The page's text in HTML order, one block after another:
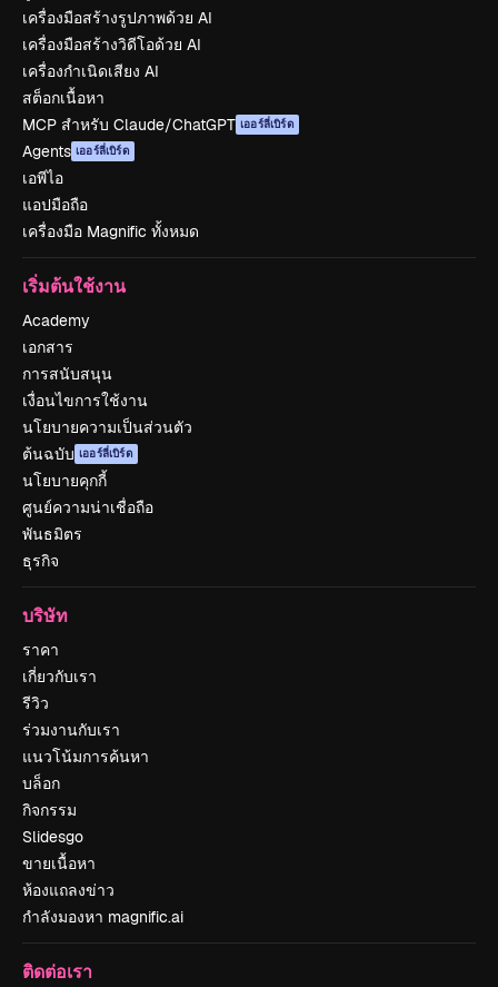
เครื่องมือสร้างรูปภาพด้วย AI
เครื่องมือสร้างวิดีโอด้วย AI
เครื่องกำเนิดเสียง AI
สต็อกเนื้อหา
MCP สำหรับ Claude/ChatGPT เออร์ลี่เบิร์ด
Agents เออร์ลี่เบิร์ด
เอพีไอ
แอปมือถือ
เครื่องมือ Magnific ทั้งหมด
เริ่มต้นใช้งาน
Academy
เอกสาร
การสนับสนุน
เงื่อนไขการใช้งาน
นโยบายความเป็นส่วนตัว
ต้นฉบับ เออร์ลี่เบิร์ด
นโยบายคุกกี้
ศูนย์ความน่าเชื่อถือ
พันธมิตร
ธุรกิจ
บริษัท
ราคา
เกี่ยวกับเรา
รีวิว
ร่วมงานกับเรา
แนวโน้มการค้นหา
บล็อก
กิจกรรม
Slidesgo
ขายเนื้อหา
ห้องแถลงข่าว
กำลังมองหา magnific.ai
ติดต่อเรา